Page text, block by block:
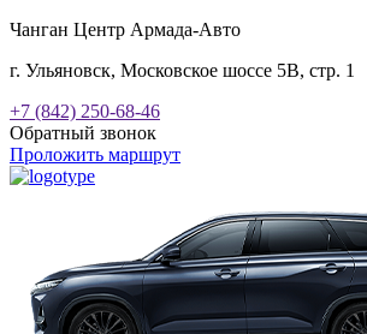
Чанган Центр Армада-Авто
г. Ульяновск, Московское шоссе 5В, стр. 1
+7 (842) 250-68-46
Обратный звонок
Проложить маршрут